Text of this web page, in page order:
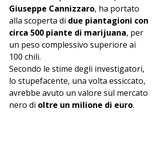
Giuseppe Cannizzaro, ha portato
alla scoperta di due piantagioni con
circa 500 piante di marijuana, per
un peso complessivo superiore ai
100 chili.
Secondo le stime degli investigatori,
lo stupefacente, una volta essiccato,
avrebbe avuto un valore sul mercato
nero di oltre un milione di euro.